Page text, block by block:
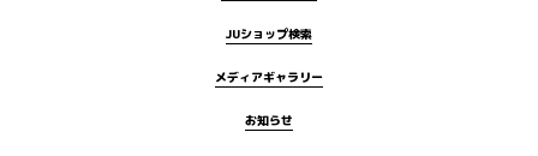
JUショップ検索
メディアギャラリー
お知らせ